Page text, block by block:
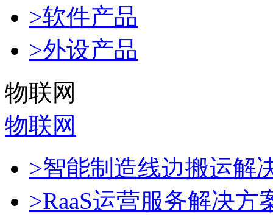
>软件产品
>外设产品
物联网
物联网
>智能制造线边搬运解
>RaaS运营服务解决方